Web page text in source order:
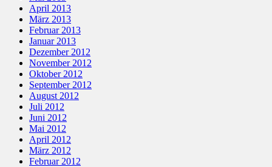
April 2013
März 2013
Februar 2013
Januar 2013
Dezember 2012
November 2012
Oktober 2012
September 2012
August 2012
Juli 2012
Juni 2012
Mai 2012
April 2012
März 2012
Februar 2012